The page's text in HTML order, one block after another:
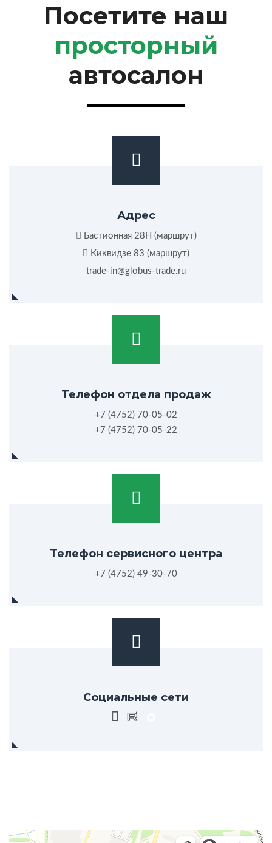
Посетите наш
просторный
автосалон
Адрес
Бастионная 28Н (маршрут)
Киквидзе 83 (маршрут)
trade-in@globus-trade.ru
Телефон отдела продаж
+7 (4752) 70-05-02
+7 (4752) 70-05-22
Телефон сервисного центра
+7 (4752) 49-30-70
Социальные сети